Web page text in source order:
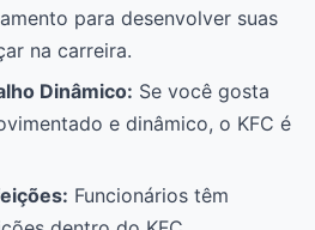
para desenvolver suas
na carreira.
Dinâmico: Se você gosta
e dinâmico, o KFC é
Funcionários têm